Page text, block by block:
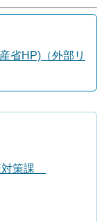
省HP)（外部リ
対策課